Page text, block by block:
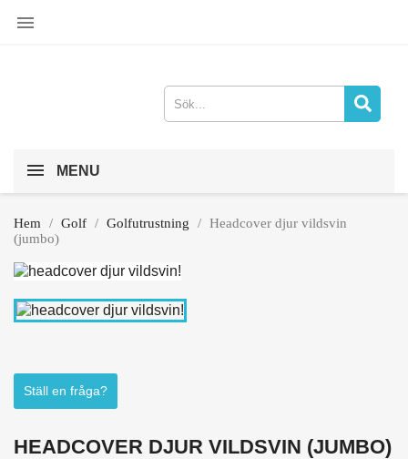

MENU
Hem Golf Golfutrustning
Headcover djur vildsvin
(jumbo)
Ställ en fråga?
HEADCOVER DJUR VILDSVIN (JUMBO)